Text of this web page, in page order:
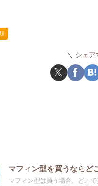
シェア
マフィン型を買うならど
マフィン型は買う場合、どこ